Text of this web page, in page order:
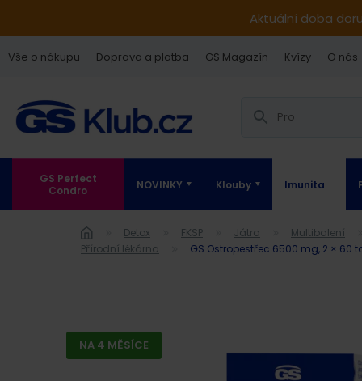
Aktuální doba
Vše o nákupu Doprava a platba GS Magazín Kvízy O nás
GS Perfect
Condro
NOVINKY Klouby Imunita
Detox FKSP Játra Multibalení
Přírodní lékárna
GS Ostropestřec 6500 mg, 2 × 60
NA 4 MĚSÍCE